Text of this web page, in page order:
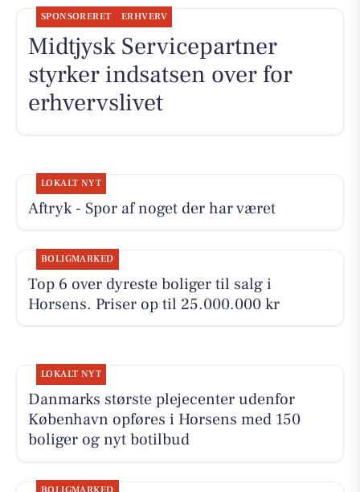
SPONSORERET ERHVERV
Midtjysk Servicepartner
styrker indsatsen over for
erhvervslivet
LOKALT NYT
Aftryk - Spor af noget der har været
BOLIGMARKED
Top 6 over dyreste boliger til salg i
Horsens. Priser op til 25.000.000 kr
LOKALT NYT
Danmarks største plejecenter udenfor
København opføres i Horsens med 150
boliger og nyt botilbud